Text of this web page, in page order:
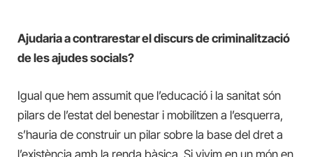
Ajudaria a contrarestar el discurs de criminalització
de les ajudes socials?
Igual que hem assumit que l’educació i la sanitat són
pilars de l’estat del benestar i mobilitzen a l’esquerra,
s’hauria de construir un pilar sobre la base del dret a